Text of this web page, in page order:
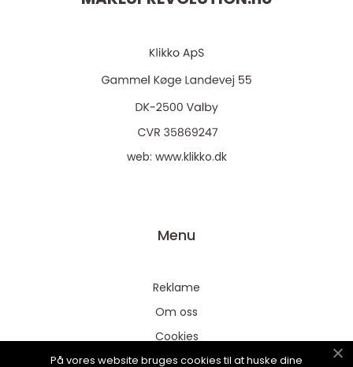
web: www.klikko.dk
Menu
Reklame
Om oss
Cookies
Kontakt Oss
På vores website bruges cookies til at huske dine